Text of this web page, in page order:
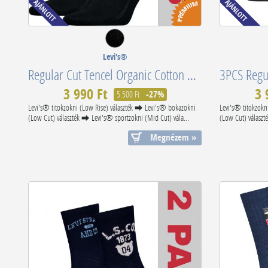
Levi's®
Regular Cut Tencel Organic Cotton Black 701224675001
3 990 Ft 5 500 Ft -27%
Levi's® titokzokni (Low Rise) választék ⮕ Levi's® bokazokni
(Low Cut) választék ⮕ Levi's® sportzokni (Mid Cut) vála...
Megnézem »
3
Levi's®
(Low Cut)